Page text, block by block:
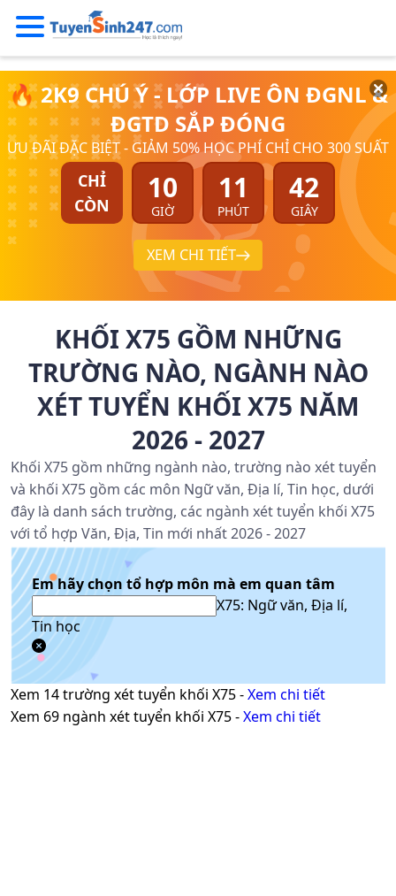
🔥 2K9 CHÚ Ý - LỚP LIVE ÔN ĐGNL &
ĐGTD SẮP ĐÓNG
ƯU ĐÃI ĐẶC BIỆT - GIẢM 50% HỌC PHÍ CHỈ CHO 300 SUẤT
CHỈ
CÒN
10
GIỜ
11
PHÚT
41
GIÂY
XEM CHI TIẾT
KHỐI X75 GỒM NHỮNG
TRƯỜNG NÀO, NGÀNH NÀO
XÉT TUYỂN KHỐI X75 NĂM
2026 - 2027
Khối X75 gồm những ngành nào, trường nào xét tuyển
và khối X75 gồm các môn Ngữ văn, Địa lí, Tin học, dưới
đây là danh sách trường, các ngành xét tuyển khối X75
với tổ hợp Văn, Địa, Tin mới nhất 2026 - 2027
Em hãy chọn tổ hợp môn mà em quan tâm
X75: Ngữ văn, Địa lí,
Tin học
Xem 14trường xét tuyển khối X75-Xem chi tiết
Xem 69 ngành xét tuyển khối X75-Xem chi tiết